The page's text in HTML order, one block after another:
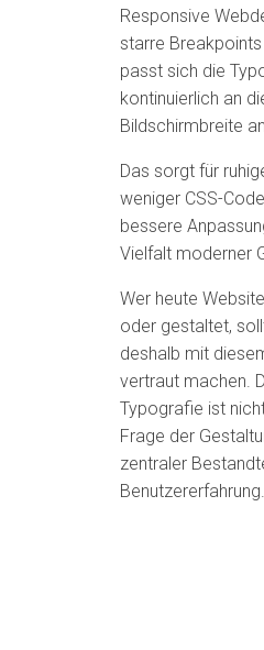
Responsive
starre
passt sich die
kontinuierlich an
Bildschirmbreite
Das sorgt für
weniger CSS-
bessere
Vielfalt moderner
Wer heute
oder gestaltet,
deshalb mit
vertraut machen.
Typografie ist
Frage der
zentraler
Benutzererfahrung.